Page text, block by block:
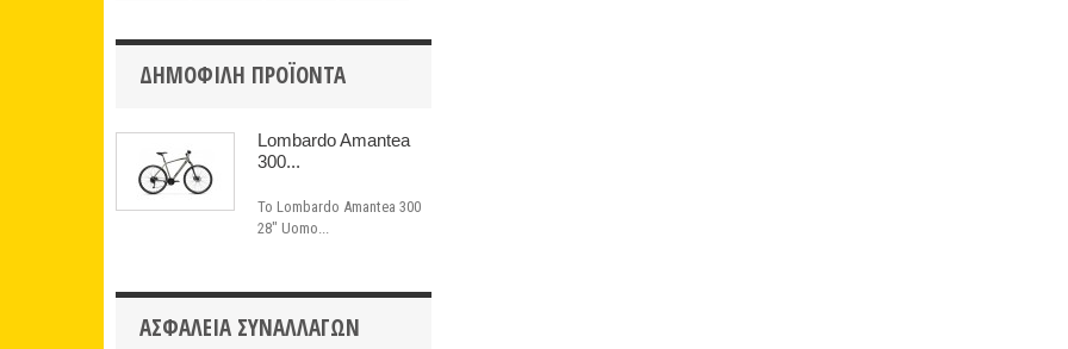
ΔΗΜΟΦΙΛΉ ΠΡΟΪΌΝΤΑ
Lombardo Amantea
300...
Το Lombardo Amantea 300
28" Uomo...
ΑΣΦΆΛΕΙΑ ΣΥΝΑΛΛΑΓΏΝ